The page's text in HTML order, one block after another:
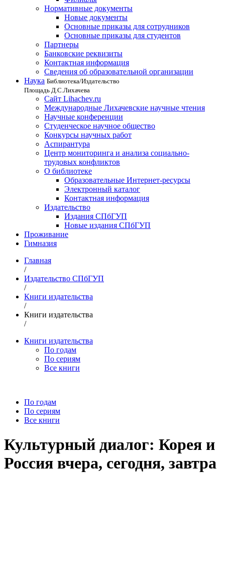
Нормативные документы
Новые документы
Основные приказы для сотрудников
Основные приказы для студентов
Партнеры
Банковские реквизиты
Контактная информация
Сведения об образовательной организации
Наука Библиотека/Издательство
Площадь Д.С.Лихачева
Сайт Lihachev.ru
Международные Лихачевские научные чтения
Научные конференции
Студенческое научное общество
Конкурсы научных работ
Аспирантура
Центр мониторинга и анализа социально-
трудовых конфликтов
О библиотеке
Образовательные Интернет-ресурсы
Электронный каталог
Контактная информация
Издательство
Издания СПбГУП
Новые издания СПбГУП
Проживание
Гимназия
Главная
/
Издательство СПбГУП
/
Книги издательства
/
Книги издательства
/
Книги издательства
По годам
По сериям
Все книги
По годам
По сериям
Все книги
Культурный диалог: Корея и
Россия вчера, сегодня, завтра